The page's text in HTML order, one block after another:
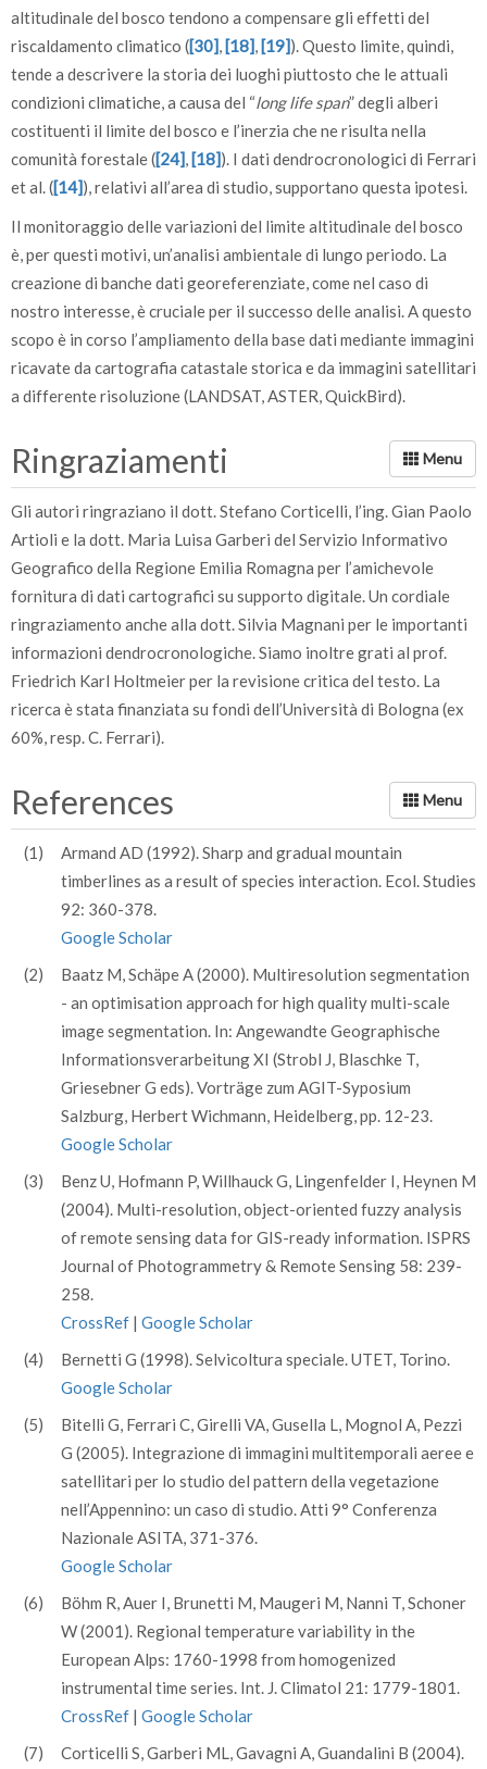
altitudinale del bosco tendono a compensare gli effetti del
riscaldamento climatico ([30],[18],[19]). Questo limite, quindi,
tende a descrivere la storia dei luoghi piuttosto che le attuali
condizioni climatiche, a causa del “long life span” degli alberi
costituenti il limite del bosco e l’inerzia che ne risulta nella
comunità forestale ([24],[18]). I dati dendrocronologici di Ferrari
et al. ([14]), relativi all’area di studio, supportano questa ipotesi.
Il monitoraggio delle variazioni del limite altitudinale del bosco
è, per questi motivi, un’analisi ambientale di lungo periodo. La
creazione di banche dati georeferenziate, come nel caso di
nostro interesse, è cruciale per il successo delle analisi. A questo
scopo è in corso l’ampliamento della base dati mediante immagini
ricavate da cartografia catastale storica e da immagini satellitari
a differente risoluzione (LANDSAT, ASTER, QuickBird).
Ringraziamenti
Gli autori ringraziano il dott. Stefano Corticelli, l’ing. Gian Paolo
Artioli e la dott. Maria Luisa Garberi del Servizio Informativo
Geografico della Regione Emilia Romagna per l’amichevole
fornitura di dati cartografici su supporto digitale. Un cordiale
ringraziamento anche alla dott. Silvia Magnani per le importanti
informazioni dendrocronologiche. Siamo inoltre grati al prof.
Friedrich Karl Holtmeier per la revisione critica del testo. La
ricerca è stata finanziata su fondi dell’Università di Bologna (ex
60%, resp. C. Ferrari).
References
(1)
Armand AD (1992). Sharp and gradual mountain
timberlines as a result of species interaction. Ecol. Studies
92: 360-378.
Google Scholar
(2)
Baatz M, Schäpe A (2000). Multiresolution segmentation
- an optimisation approach for high quality multi-scale
image segmentation. In: Angewandte Geographische
Informationsverarbeitung XI (Strobl J, Blaschke T,
Griesebner G eds). Vorträge zum AGIT-Syposium
Salzburg, Herbert Wichmann, Heidelberg, pp. 12-23.
Google Scholar
(3)
Benz U, Hofmann P, Willhauck G, Lingenfelder I, Heynen M
(2004). Multi-resolution, object-oriented fuzzy analysis
of remote sensing data for GIS-ready information. ISPRS
Journal of Photogrammetry & Remote Sensing 58: 239-
258.
CrossRef | Google Scholar
(4)
Bernetti G (1998). Selvicoltura speciale. UTET, Torino.
Google Scholar
(5)
Bitelli G, Ferrari C, Girelli VA, Gusella L, Mognol A, Pezzi
G (2005). Integrazione di immagini multitemporali aeree e
satellitari per lo studio del pattern della vegetazione
nell’Appennino: un caso di studio. Atti 9° Conferenza
Nazionale ASITA, 371-376.
Google Scholar
(6)
Böhm R, Auer I, Brunetti M, Maugeri M, Nanni T, Schoner
W (2001). Regional temperature variability in the
European Alps: 1760-1998 from homogenized
instrumental time series. Int. J. Climatol 21: 1779-1801.
CrossRef | Google Scholar
(7)
Corticelli S, Garberi ML, Gavagni A, Guandalini B (2004).